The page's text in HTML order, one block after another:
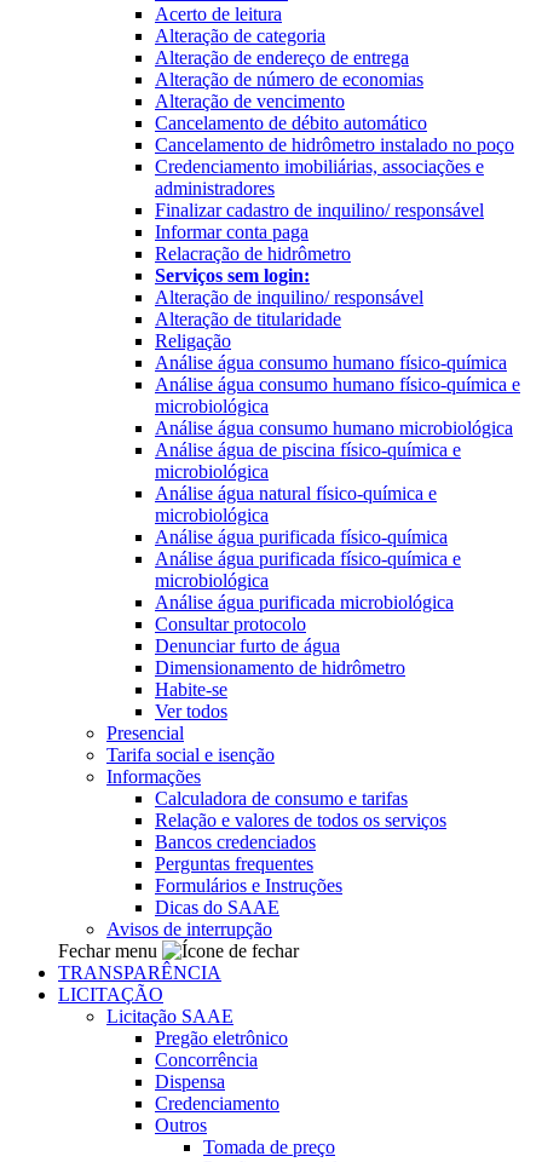
Acerto de leitura
Alteração de categoria
Alteração de endereço de entrega
Alteração de número de economias
Alteração de vencimento
Cancelamento de débito automático
Cancelamento de hidrômetro instalado no poço
Credenciamento imobiliárias, associações e
administradores
Finalizar cadastro de inquilino/ responsável
Informar conta paga
Relacração de hidrômetro
Serviços sem login:
Alteração de inquilino/ responsável
Alteração de titularidade
Religação
Análise água consumo humano físico-química
Análise água consumo humano físico-química e
microbiológica
Análise água consumo humano microbiológica
Análise água de piscina físico-química e
microbiológica
Análise água natural físico-química e
microbiológica
Análise água purificada físico-química
Análise água purificada físico-química e
microbiológica
Análise água purificada microbiológica
Consultar protocolo
Denunciar furto de água
Dimensionamento de hidrômetro
Habite-se
Ver todos
Presencial
Tarifa social e isenção
Informações
Calculadora de consumo e tarifas
Relação e valores de todos os serviços
Bancos credenciados
Perguntas frequentes
Formulários e Instruções
Dicas do SAAE
Avisos de interrupção
Fechar menu
TRANSPARÊNCIA
LICITAÇÃO
Licitação SAAE
Pregão eletrônico
Concorrência
Dispensa
Credenciamento
Outros
Tomada de preço